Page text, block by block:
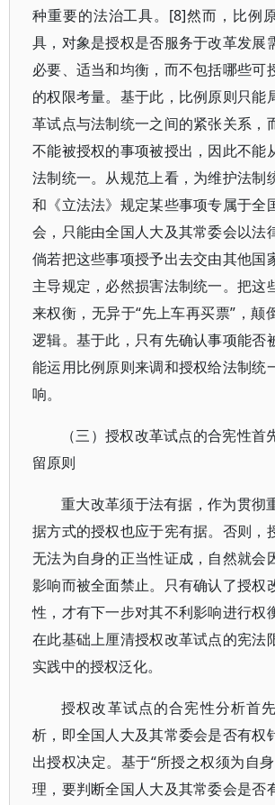
种重要的法治工具。[8]然而，比例
具，对象是授权是否服务于改革发展
必要、适当和均衡，而不包括哪些可
的权限考量。基于此，比例原则只能
革试点与法制统一之间的紧张关系，
不能被授权的事项被授出，因此不能
法制统一。从规范上看，为维护法制
和《立法法》规定某些事项专属于全
会，只能由全国人大及其常委会以法
倘若把这些事项授予出去交由其他国
主导规定，必然损害法制统一。把这
来权衡，无异于“先上车再买票”，颠
逻辑。基于此，只有先确认事项能否
能运用比例原则来调和授权给法制统
响。
（三）授权改革试点的合宪性首
留原则
重大改革须于法有据，作为贯彻
据方式的授权也应于宪有据。否则，
无法为自身的正当性证成，自然就会
影响而被全面禁止。只有确认了授权
性，才有下一步对其不利影响进行权
在此基础上厘清授权改革试点的宪法
实践中的授权泛化。
授权改革试点的合宪性分析首
析，即全国人大及其常委会是否有权
出授权决定。基于“所授之权须为自
理，要判断全国人大及其常委会是否